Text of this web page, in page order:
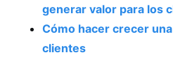
generar valor para los
Cómo hacer crecer
clientes